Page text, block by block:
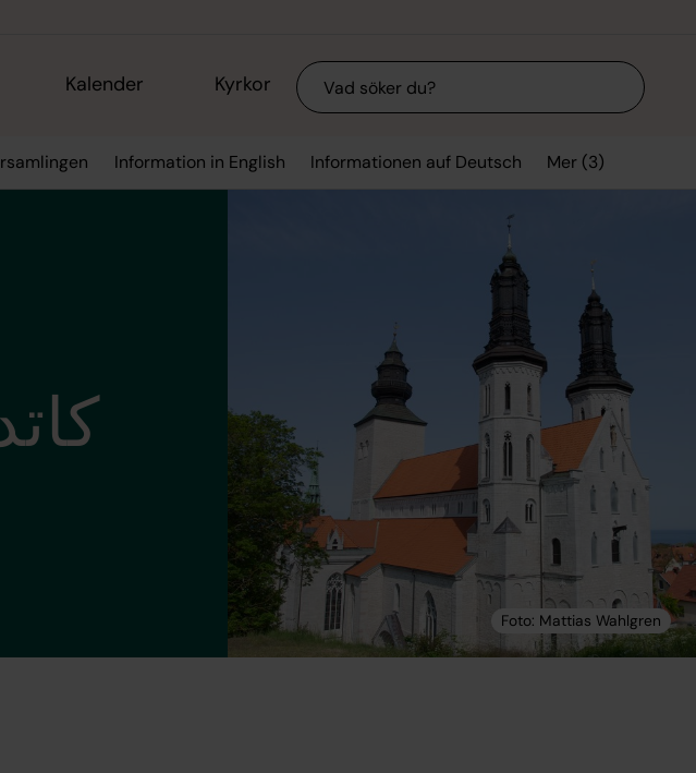
Kalender Kyrkor Sök
Information in English Informationen auf Deutsch Mer (3)